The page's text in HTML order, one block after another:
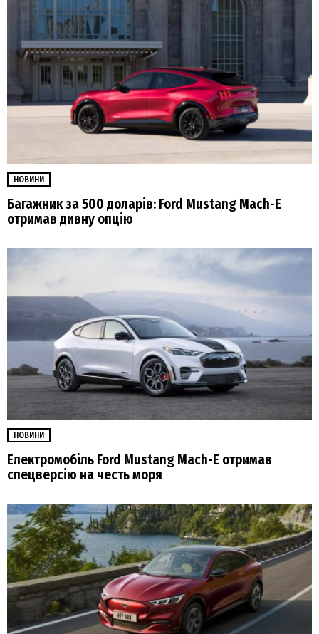
НОВИНИ
Багажник за 500 доларів: Ford Mustang Mach-E
отримав дивну опцію
НОВИНИ
Електромобіль Ford Mustang Mach-E отримав
спецверсію на честь моря